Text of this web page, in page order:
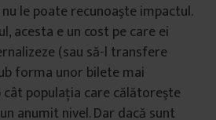
le poate recunoaşte impactul.
acesta e un cost pe care ei
(sau să-l transfere
forma unor bilete mai
populaţia care călătoreşte
anumit nivel. Dar dacă sunt